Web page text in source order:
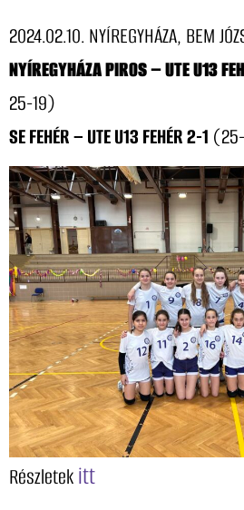
2024.02.10. NYÍREGYHÁZA, BEM
NYÍREGYHÁZA PIROS – UTE U13
25-19)
SE FEHÉR – UTE U13 FEHÉR 2-1
Részletekitt